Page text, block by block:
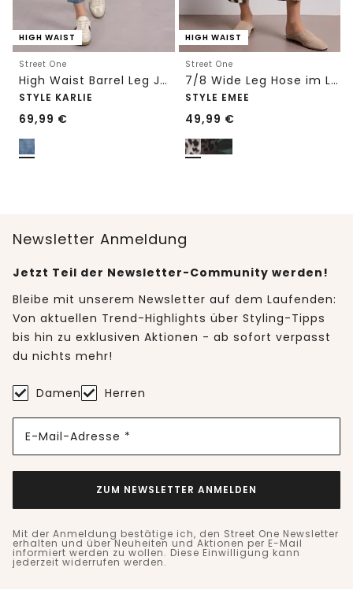
HIGH WAIST
Street One
High Waist Barrel Leg Jeans im Loose Fit
STYLE KARLIE
69,99 €
HIGH WAIST
Street One
7/8 Wide Leg Hose im Loose Fit mit Print
STYLE EMEE
49,99 €
Newsletter Anmeldung
Jetzt Teil der Newsletter-Community werden!
Bleibe mit unserem Newsletter auf dem Laufenden:
Von aktuellen Trend-Highlights über Styling-Tipps
bis hin zu exklusiven Aktionen - ab sofort verpasst
du nichts mehr!
Damen Herren
E-Mail-Adresse *
ZUM NEWSLETTER ANMELDEN
Mit der Anmeldung bestätige ich, den Street One Newsletter
erhalten und über Neuheiten und Aktionen per E-Mail
informiert werden zu wollen. Diese Einwilligung kann
jederzeit widerrufen werden.